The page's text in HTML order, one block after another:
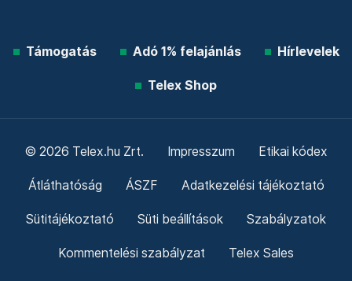
Támogatás Adó 1% felajánlás Hírlevelek
Telex Shop
© 2026 Telex.hu Zrt. Impresszum Etikai kódex
Átláthatóság ÁSZF Adatkezelési tájékoztató
Sütitájékoztató Süti beállítások Szabályzatok
Kommentelési szabályzat Telex Sales